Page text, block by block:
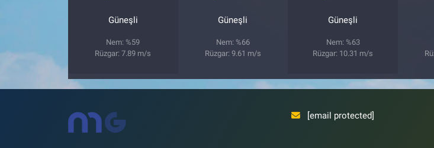
Güneşli
Nem: %59
Rüzgar: 7.89 m/s
Güneşli
Nem: %66
Rüzgar: 9.61 m/s
Güneşli
Nem: %63
Rüzgar: 10.31 m/s
[email protected]